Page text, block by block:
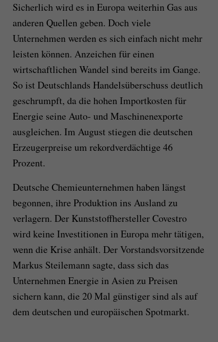
Sicherlich wird es in Europa weiterhin Gas aus
anderen Quellen geben. Doch viele
Unternehmen werden es sich einfach nicht mehr
leisten können. Anzeichen für einen
wirtschaftlichen Wandel sind bereits im Gange.
So ist Deutschlands Handelsüberschuss deutlich
geschrumpft, da die hohen Importkosten für
Energie seine Auto- und Maschinenexporte
ausgleichen. Im August stiegen die deutschen
Erzeugerpreise um rekordverdächtige 46
Prozent.
Deutsche Chemieunternehmen haben längst
begonnen, ihre Produktion ins Ausland zu
verlagern. Der Kunststoffhersteller Covestro
wird keine Investitionen in Europa mehr tätigen,
wenn die Krise anhält. Der Vorstandsvorsitzende
Markus Steilemann sagte, dass sich das
Unternehmen Energie in Asien zu Preisen
sichern kann, die 20 Mal günstiger sind als auf
dem deutschen und europäischen Spotmarkt.